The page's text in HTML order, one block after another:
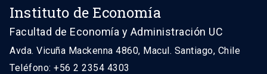
Instituto de Economía
Facultad de Economía y Administración UC
Avda. Vicuña Mackenna 4860, Macul. Santiago, Chile
Teléfono: +56 2 2354 4303